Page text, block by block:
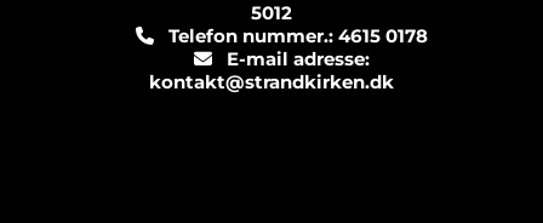
5012
Telefon nummer.: 4615 0178
E-mail adresse:
kontakt@strandkirken.dk